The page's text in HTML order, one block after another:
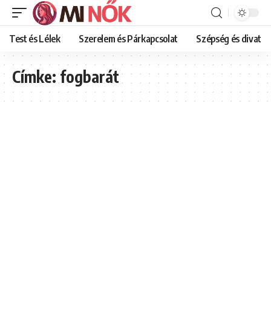
Test és Lélek Szerelem és Párkapcsolat Szépség és divat
Címke:fogbarát